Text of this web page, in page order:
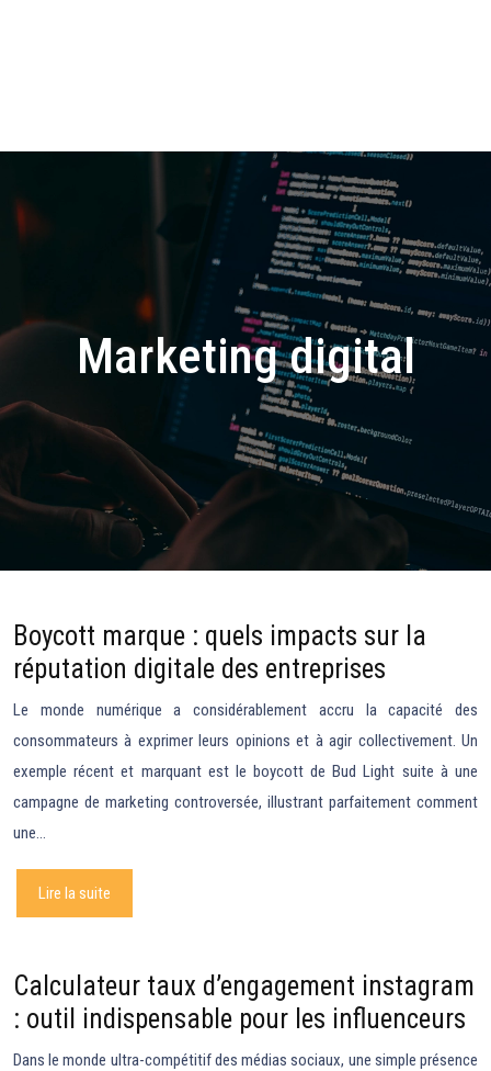
Marketing digital
Boycott marque : quels impacts sur la
réputation digitale des entreprises
Le monde numérique a considérablement accru la capacité des
consommateurs à exprimer leurs opinions et à agir collectivement. Un
exemple récent et marquant est le boycott de Bud Light suite à une
campagne de marketing controversée, illustrant parfaitement comment
une…
Lire la suite
Calculateur taux d’engagement instagram
: outil indispensable pour les influenceurs
Dans le monde ultra-compétitif des médias sociaux, une simple présence